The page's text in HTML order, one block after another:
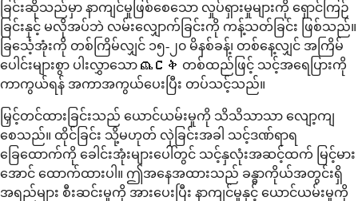
ခြင်းဆိုသည်မှာ နာကျင်မှုဖြစ်စေသော လှုပ်ရှားမှုများကို ရှောင်ကြဉ်
ခြင်းနှင့် မလိုအပ်ဘဲ လမ်းလျှောက်ခြင်းကို ကန့်သတ်ခြင်း ဖြစ်သည်။
ခြင်္သေ့အုံးကို တစ်ကြိမ်လျှင် ၁၅-၂၀ မိနစ်ခန့်၊ တစ်နေ့လျှင် အကြိမ်
ပေါင်းများစွာ ပါးလွှာသော ጨርቅ တစ်ထည်ဖြင့် သင့်အရေပြားကို
ကာကွယ်ရန် အကာအကွယ်ပေးပြီး တပ်သင့်သည်။
မြှင့်တင်ထားခြင်းသည် ယောင်ယမ်းမှုကို သိသိသာသာ လျော့ကျ
စေသည်။ ထိုင်ခြင်း သို့မဟုတ် လှဲခြင်းအခါ သင့်ဒဏ်ရာရ
ခြေထောက်ကို ခေါင်းအုံးများပေါ်တွင် သင့်နှလုံးအဆင့်ထက် မြင့်မား
အောင် ထောက်ထားပါ။ ဤအနေအထားသည် ခန္ဓာကိုယ်အတွင်းရှိ
အရည်များ စီးဆင်းမှုကို အားပေးပြီး နာကျင်မှုနှင့် ယောင်ယမ်းမှုကို